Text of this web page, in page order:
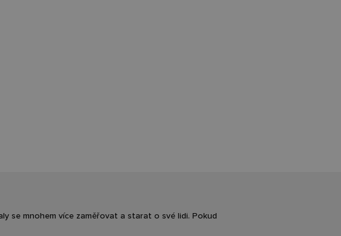
se mnohem více zaměřovat a starat o své lidi. Pokud